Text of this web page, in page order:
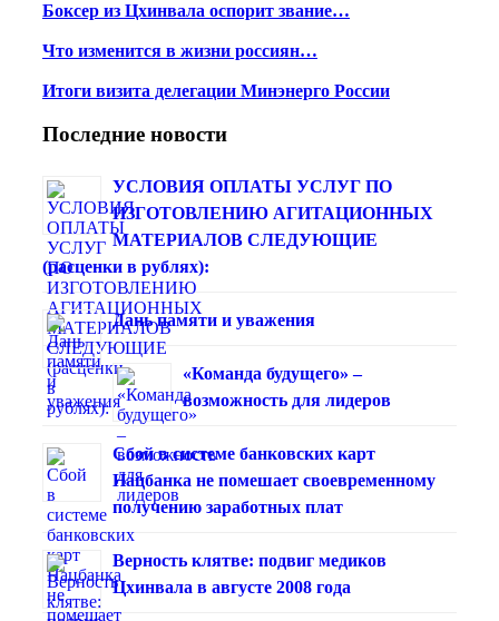
Боксер из Цхинвала оспорит звание…
Что изменится в жизни россиян…
Итоги визита делегации Минэнерго России
Последние новости
УСЛОВИЯ ОПЛАТЫ УСЛУГ ПО
ИЗГОТОВЛЕНИЮ АГИТАЦИОННЫХ
МАТЕРИАЛОВ СЛЕДУЮЩИЕ
(расценки в рублях):
Дань памяти и уважения
«Команда будущего» –
возможность для лидеров
Сбой в системе банковских карт
Нацбанка не помешает своевременному
получению заработных плат
Верность клятве: подвиг медиков
Цхинвала в августе 2008 года